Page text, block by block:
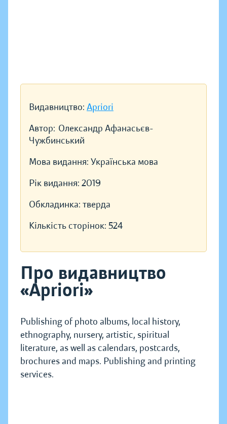
Видавництво: Apriori
Автор: Олександр Афанасьєв-
Чужбинський
Мова видання: Українська мова
Рік видання: 2019
Обкладинка: тверда
Кількість сторінок: 524
Про видавництво
«Apriori»
Publishing of photo albums, local history,
ethnography, nursery, artistic, spiritual
literature, as well as calendars, postcards,
brochures and maps. Publishing and printing
services.